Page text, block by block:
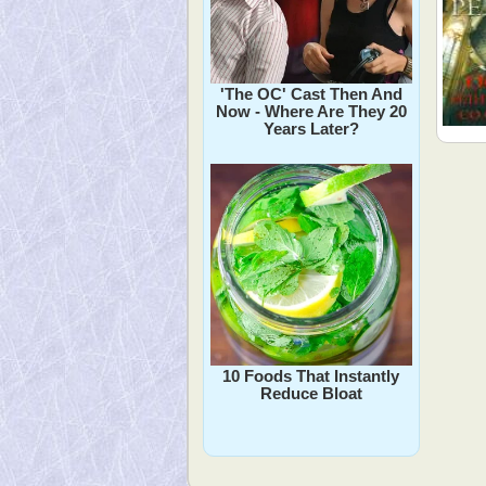
'The OC' Cast Then And
Now - Where Are They 20
Years Later?
10 Foods That Instantly
Reduce Bloat